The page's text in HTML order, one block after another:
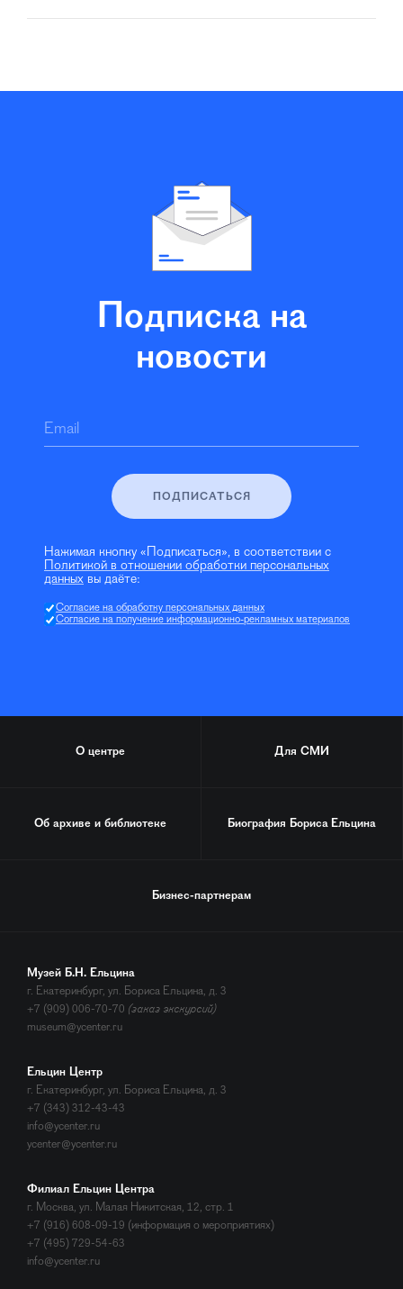
Подписка на
новости
Email
ПОДПИСАТЬСЯ
Нажимая кнопку «Подписаться», в соответствии с
Политикой в отношении обработки персональных
данных вы даёте:
Согласие на обработку персональных данных
Согласие на получение информационно-рекламных материалов
О центре Для СМИ
Об архиве и библиотеке Биография Бориса Ельцина
Бизнес-партнерам
Музей Б.Н. Ельцина
г. Екатеринбург, ул. Бориса Ельцина, д. 3
+7 (909) 006-70-70 (заказ экскурсий)
museum@ycenter.ru
Ельцин Центр
г. Екатеринбург, ул. Бориса Ельцина, д. 3
+7 (343) 312-43-43
info@ycenter.ru
ycenter@ycenter.ru
Филиал Ельцин Центра
г. Москва, ул. Малая Никитская, 12, стр. 1
+7 (916) 608-09-19 (информация о мероприятиях)
+7 (495) 729-54-63
info@ycenter.ru